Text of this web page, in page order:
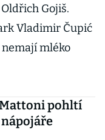
Gojiš.
Vladimir Čupić
mléko
pohltí